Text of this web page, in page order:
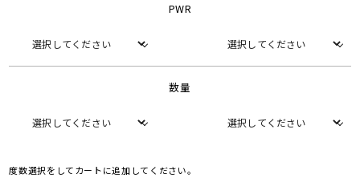
PWR
数量
度数選択をしてカートに追加してください。